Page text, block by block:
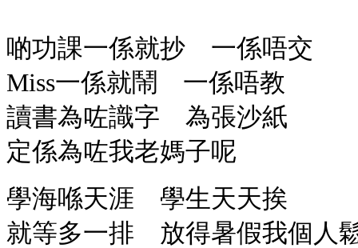
啲功課一係就抄 一係唔交
Miss一係就鬧 一係唔教
讀書為咗識字 為張沙紙
定係為咗我老媽子呢
學海喺天涯 學生天天挨
就等多一排 放得暑假我個人